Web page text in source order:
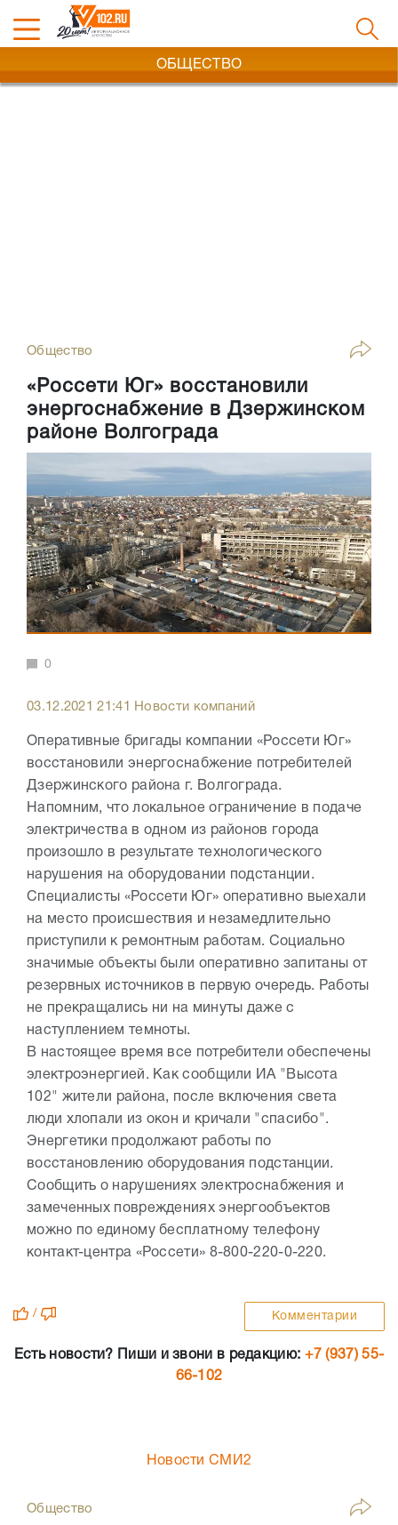
ОБЩЕСТВО
Общество
«Россети Юг» восстановили
энергоснабжение в Дзержинском
районе Волгограда
0
03.12.2021 21:41 Новости компаний
Оперативные бригады компании «Россети Юг»
восстановили энергоснабжение потребителей
Дзержинского района г. Волгограда.
Напомним, что локальное ограничение в подаче
электричества в одном из районов города
произошло в результате технологического
нарушения на оборудовании подстанции.
Специалисты «Россети Юг» оперативно выехали
на место происшествия и незамедлительно
приступили к ремонтным работам. Социально
значимые объекты были оперативно запитаны от
резервных источников в первую очередь. Работы
не прекращались ни на минуты даже с
наступлением темноты.
В настоящее время все потребители обеспечены
электроэнергией. Как сообщили ИА "Высота
102" жители района, после включения света
люди хлопали из окон и кричали "спасибо".
Энергетики продолжают работы по
восстановлению оборудования подстанции.
Сообщить о нарушениях электроснабжения и
замеченных повреждениях энергообъектов
можно по единому бесплатному телефону
контакт-центра «Россети» 8-800-220-0-220.
/ Комментарии
Есть новости? Пиши и звони в редакцию: +7 (937) 55-
66-102
Новости СМИ2
Общество